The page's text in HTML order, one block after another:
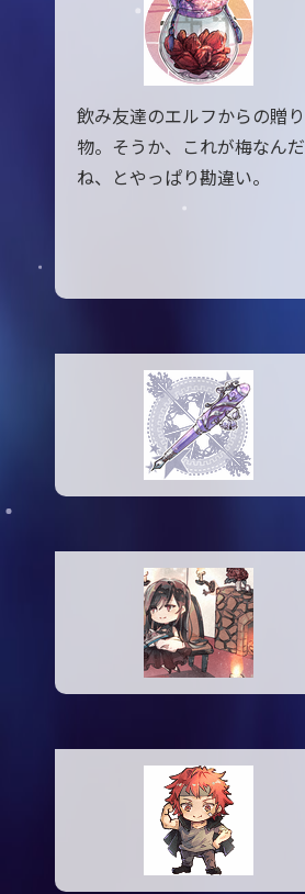
飲み友達のエルフからの贈り
物。そうか、これが梅なんだ
ね、とやっぱり勘違い。